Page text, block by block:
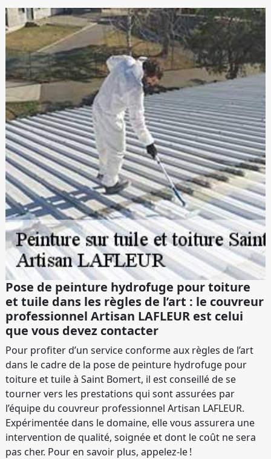
Pose de peinture hydrofuge pour toiture
et tuile dans les règles de l’art : le couvreur
professionnel Artisan LAFLEUR est celui
que vous devez contacter
Pour profiter d’un service conforme aux règles de l’art
dans le cadre de la pose de peinture hydrofuge pour
toiture et tuile à Saint Bomert, il est conseillé de se
tourner vers les prestations qui sont assurées par
l’équipe du couvreur professionnel Artisan LAFLEUR.
Expérimentée dans le domaine, elle vous assurera une
intervention de qualité, soignée et dont le coût ne sera
pas cher. Pour en savoir plus, appelez-le !